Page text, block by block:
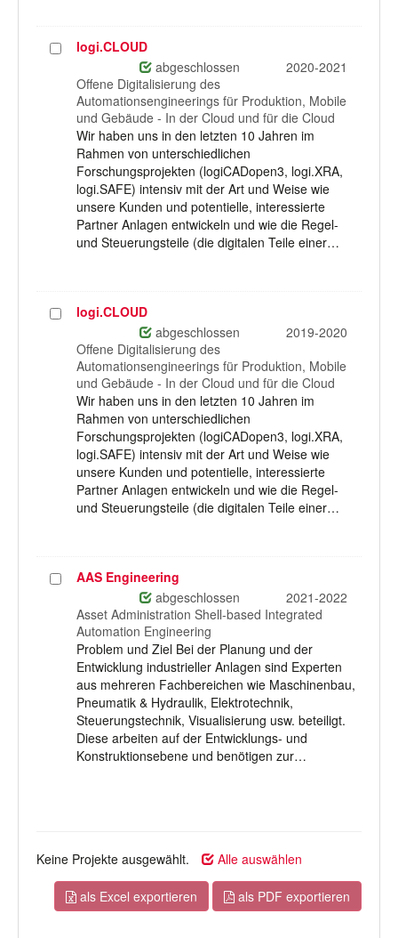
Projektlogi.CLOUD
abgeschlossen
2020-2021
Offene Digitalisierung des
Automationsengineerings für Produktion, Mobile
und Gebäude - In der Cloud und für die Cloud
Wir haben uns in den letzten 10 Jahren im
Rahmen von unterschiedlichen
Forschungsprojekten (logiCADopen3, logi.XRA,
logi.SAFE) intensiv mit der Art und Weise wie
unsere Kunden und potentielle, interessierte
Partner Anlagen entwickeln und wie die Regel-
und Steuerungsteile (die digitalen Teile einer…
Projektlogi.CLOUD
abgeschlossen
2019-2020
Offene Digitalisierung des
Automationsengineerings für Produktion, Mobile
und Gebäude - In der Cloud und für die Cloud
Wir haben uns in den letzten 10 Jahren im
Rahmen von unterschiedlichen
Forschungsprojekten (logiCADopen3, logi.XRA,
logi.SAFE) intensiv mit der Art und Weise wie
unsere Kunden und potentielle, interessierte
Partner Anlagen entwickeln und wie die Regel-
und Steuerungsteile (die digitalen Teile einer…
ProjektAAS Engineering
abgeschlossen
2021-2022
Asset Administration Shell-based Integrated
Automation Engineering
Problem und Ziel Bei der Planung und der
Entwicklung industrieller Anlagen sind Experten
aus mehreren Fachbereichen wie Maschinenbau,
Pneumatik & Hydraulik, Elektrotechnik,
Steuerungstechnik, Visualisierung usw. beteiligt.
Diese arbeiten auf der Entwicklungs- und
Konstruktionsebene und benötigen zur…
Keine Projekte ausgewählt. Alle auswählen
als Excel exportieren als PDF exportieren